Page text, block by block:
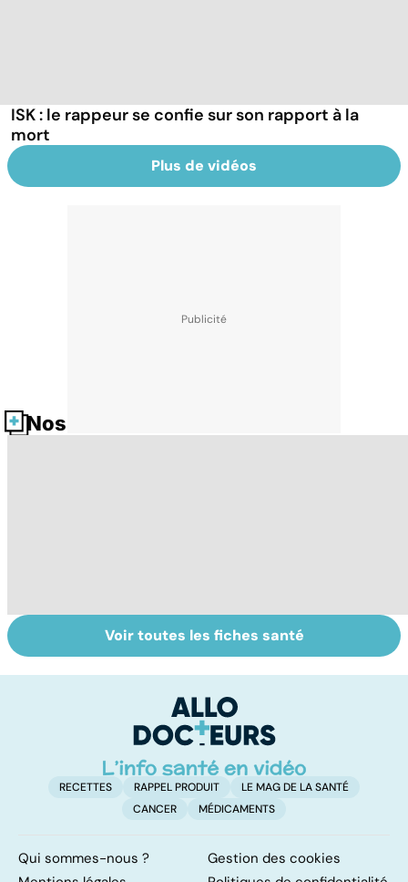
ISK : le rappeur se confie sur son rapport à la
mort
Plus de vidéos
Nos fiches santé
La tuberculose
pulmonaire
Tout savoir sur
les infections
Voir toutes les fiches santé
RECETTES RAPPEL PRODUIT
LE MAG DE LA SANTÉ
CANCER
MÉDICAMENTS
Qui sommes-nous ?
Gestion des cookies